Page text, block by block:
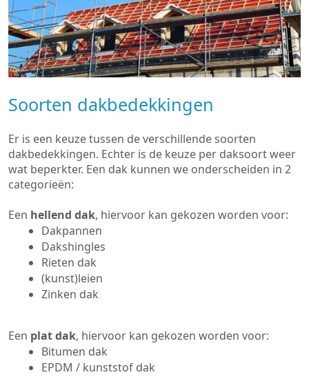
Soorten dakbedekkingen
Er is een keuze tussen de verschillende soorten
dakbedekkingen. Echter is de keuze per daksoort weer
wat beperkter. Een dak kunnen we onderscheiden in 2
categorieën:
Een hellend dak, hiervoor kan gekozen worden voor:
Dakpannen
Dakshingles
Rieten dak
(kunst)leien
Zinken dak
Een plat dak, hiervoor kan gekozen worden voor:
Bitumen dak
EPDM / kunststof dak